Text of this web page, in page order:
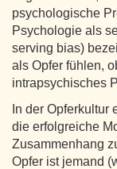
psychologische
Psychologie als
serving bias)
als Opfer fühlen,
intrapsychisches
In der Opferkultur
die erfolgreiche
Zusammenhang
Opfer ist jemand